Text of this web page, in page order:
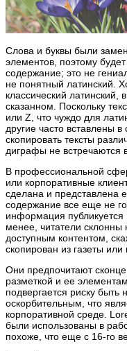
Слова и буквы были
элементов, поэтому
содержание; это не
не понятный латинский.
классический латинский,
сказанном. Поскольку
или Z, что чуждо для
другие часто вставлены
скопировать тексты
диграфы не встречаются
В профессиональной
или корпоративные
сделана и представлена
содержание все еще не
информация
менее, читатели склонны
доступным контентом,
скопирован из газеты или
Они предпочитают
разметкой и ее
подвергается риску
оскорбительным, что
корпоративной среде.
были использованы в
похоже, что еще с 16-го